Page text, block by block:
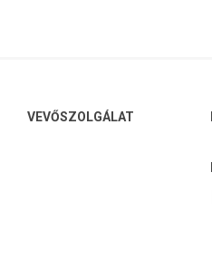
VEVŐSZOLGÁLAT